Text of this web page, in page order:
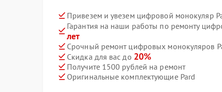
Привезем и увезем цифровой монокуляр
Гарантия на наши работы по ремонту
лет
Срочный ремонт цифровых монокуляров
Скидка для вас до 20%
Получите 1500 рублей на ремонт
Оригинальные комплектующие Pard